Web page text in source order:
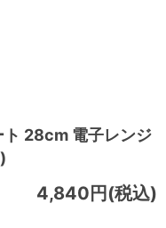
ト 28cm 電子レンジ
4,840円(税込)